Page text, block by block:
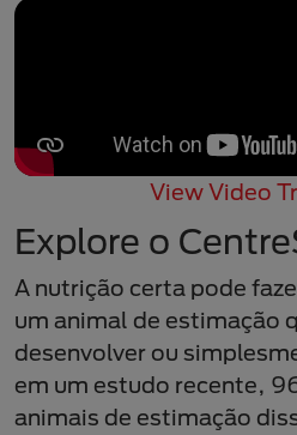
View Video
Explore o
A nutrição certa pode
um animal de estimação
desenvolver ou
em um estudo recente,
animais de estimação